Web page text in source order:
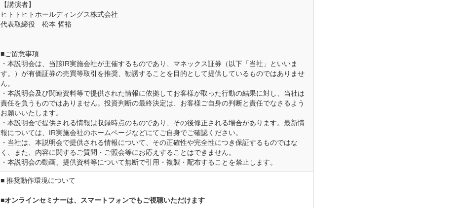
【講演者】
ヒトトヒトホールディングス株式会社
代表取締役 松本 哲裕
■ご留意事項
・本説明会は、当該IR実施会社が主催するものであり、マネックス証券（以下「当社」といいま
す。）が有価証券の売買等取引を推奨、勧誘することを目的として提供しているものではありませ
ん。
・本説明会及び関連資料等で提供された情報に依拠してお客様が取った行動の結果に対し、当社は
責任を負うものではありません。投資判断の最終決定は、お客様ご自身の判断と責任でなさるよう
お願いいたします。
・本説明会で提供される情報は収録時点のものであり、その後修正される場合があります。最新情
報については、IR実施会社のホームページなどにてご自身でご確認ください。
・当社は、本説明会で提供される情報について、その正確性や完全性につき保証するものではな
く、また、内容に関するご質問・ご照会等にお応えすることはできません。
・本説明会の動画、提供資料等について無断で引用・複製・配布することを禁止します。
■ 推奨動作環境について
■オンラインセミナーは、スマートフォンでもご視聴いただけます